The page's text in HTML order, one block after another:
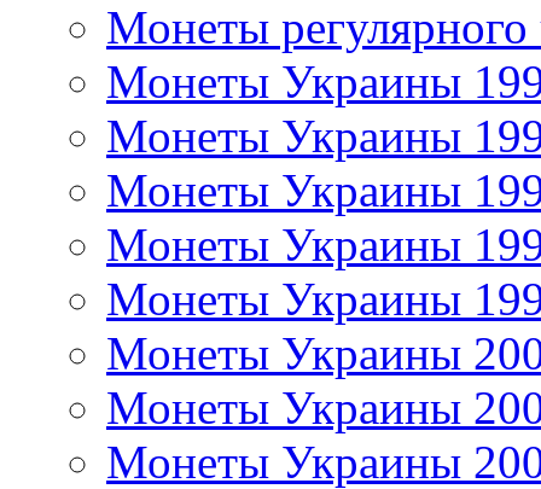
Монеты регулярного
Монеты Украины
Монеты Украины
Монеты Украины
Монеты Украины
Монеты Украины
Монеты Украины
Монеты Украины
Монеты Украины